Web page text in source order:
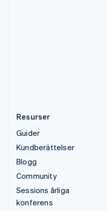
Resurser
Guider
Kundberättelser
Blogg
Community
Sessions årliga
konferens